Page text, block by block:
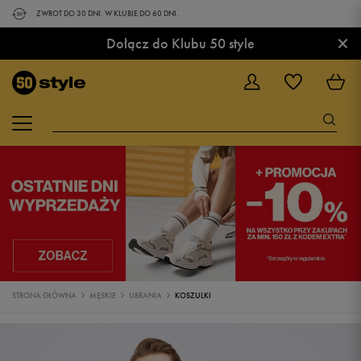
ZWROT DO 30 DNI. W KLUBIE DO 60 DNI.
Dołącz do Klubu 50 style ×
STRONA GŁÓWNA MĘSKIE UBRANIA KOSZULKI